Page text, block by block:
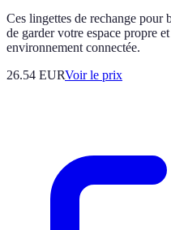
Ces lingettes de rechange pour
de garder votre espace propre
environnement connectée.
26.54 EURVoir le prix